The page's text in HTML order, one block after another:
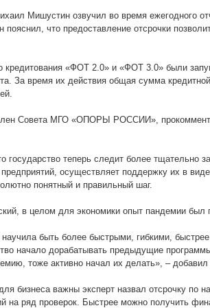
Мишустин озвучил во время ежегодного
что предоставление отсрочки
кредитования «ФОТ 2.0» и «ФОТ 3.0» были
За время их действия общая сумма
Совета МГО «ОПОРЫ РОССИИ»,
государство теперь следит более тщательно
осуществляет поддержку их в
понятный и правильный шаг.
в целом для экономики опыт пандемии был
быть более быстрыми, гибкими,
начало дорабатывать предыдущие
тоже активно начал их делать», – добавил
бизнеса важны эксперт назвал отсрочку по
на ряд проверок. Быстрее можно получить